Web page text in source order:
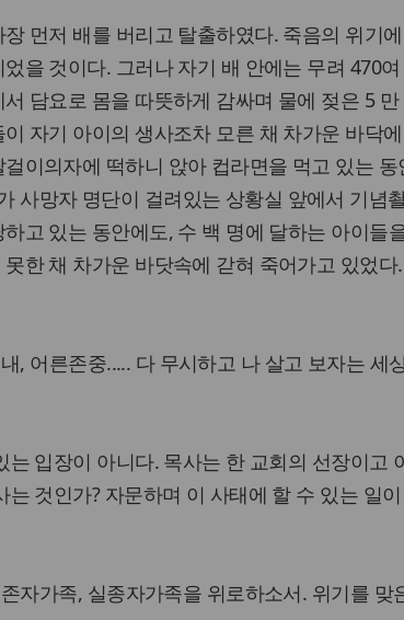
먼저 배를 버리고 탈출하였다. 죽음의 위기
을 것이다. 그러나 자기 배 안에는 무려 470
담요로 몸을 따뜻하게 감싸며 물에 젖은 5 만
자기 아이의 생사조차 모른 채 차가운 바닥
이의자에 떡하니 앉아 컵라면을 먹고 있는 동
사망자 명단이 걸려있는 상황실 앞에서 기념
고 있는 동안에도, 수 백 명에 달하는 아이들
한 채 차가운 바닷속에 갇혀 죽어가고 있었다
, 어른존중..... 다 무시하고 나 살고 보자는 세
입장이 아니다. 목사는 한 교회의 선장이고
것인가? 자문하며 이 사태에 할 수 있는 일
자가족, 실종자가족을 위로하소서. 위기를 맞